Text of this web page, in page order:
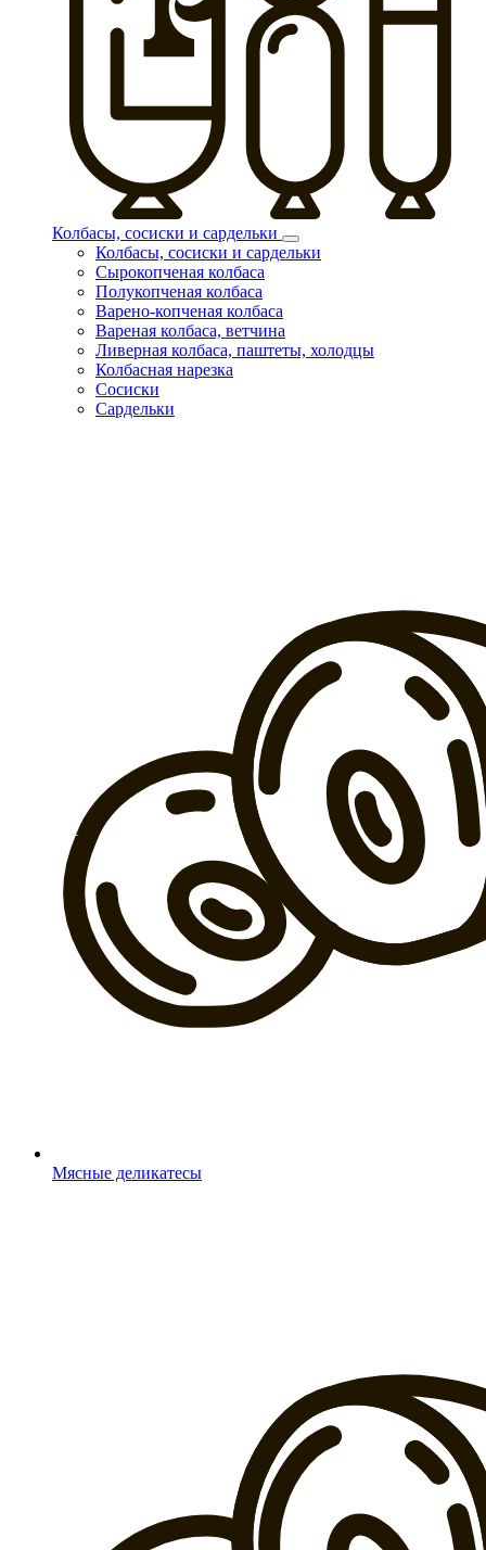
Колбасы, сосиски и сардельки
Колбасы, сосиски и сардельки
Сырокопченая колбаса
Полукопченая колбаса
Варено-копченая колбаса
Вареная колбаса, ветчина
Ливерная колбаса, паштеты, холодцы
Колбасная нарезка
Сосиски
Сардельки
Мясные деликатесы